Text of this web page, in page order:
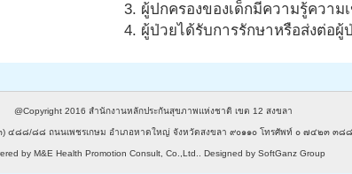
ผู้ปกครองของเด็กมีความรู้ความ
ผู้ป่วยได้รับการรักษาหรือส่งต่อ
@Copyright 2016 สำนักงานหลักประกันสุขภาพแห่งชาติ เขต 12 สงขลา
) ๔๘๘/๘๘ ถนนเพชรเกษม อำเภอหาดใหญ่ จังหวัดสงขลา ๙๐๑๑๐ โทรศัพท์ ๐ ๗๔๒๓ ๓
by M&E Health Promotion Consult, Co.,Ltd. . Designed by SoftGanz Group